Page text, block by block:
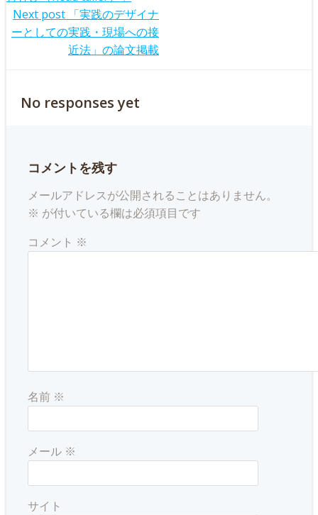
navigation
Post
navigation
Next post 「実践のデザイナ
ーとしての実践・現場への接
近法」の論文掲載
No responses yet
コメントを残す
メールアドレスが公開されることはありません。
※ が付いている欄は必須項目です
コメント ※
名前 ※
メール ※
サイト